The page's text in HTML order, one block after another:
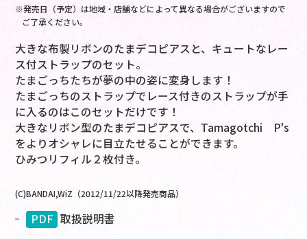
※発売日（予定）は地域・店舗などによって異なる場合がございますので
ご了承ください。
大きな布製リボンのたまデコピアスと、キュートなレー
ス付ストラップのセット。
たまごっちたちが夢の中の姿に変身します！
たまごっちのストラップでレース付きのストラップが手
に入るのはこのセットだけです！
大きなリボン型のたまデコピアスで、Tamagotchi P's
をよりオシャレに目立たせることができます。
ひみつリフィル２枚付き。
(C)BANDAI,WiZ（2012/11/22以降発売商品）
PDF 取扱説明書